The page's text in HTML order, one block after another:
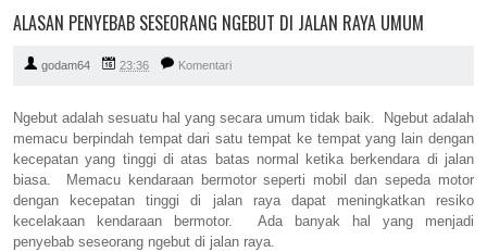
ALASAN PENYEBAB SESEORANG NGEBUT DI JALAN RAYA UMUM
godam64 23:36 Komentari
Ngebut adalah sesuatu hal yang secara umum tidak baik. Ngebut adalah
memacu berpindah tempat dari satu tempat ke tempat yang lain dengan
kecepatan yang tinggi di atas batas normal ketika berkendara di jalan
biasa. Memacu kendaraan bermotor seperti mobil dan sepeda motor
dengan kecepatan tinggi di jalan raya dapat meningkatkan resiko
kecelakaan kendaraan bermotor. Ada banyak hal yang menjadi
penyebab seseorang ngebut di jalan raya.